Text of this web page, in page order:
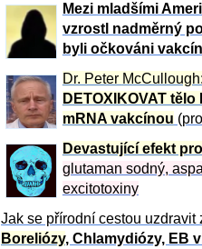
Mezi mladšími
vzrostl nadměrný
byli očkováni
Dr. Peter McCullough:
DETOXIKOVAT tělo
mRNA vakcínou
Devastující efekt
glutaman sodný,
excitotoxiny
Jak se přírodní cestou uzdravit
Boreliózy, Chlamydiózy, EB